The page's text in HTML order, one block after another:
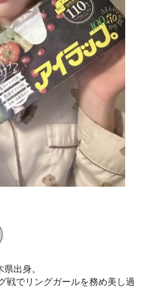
出身。
戦でリングガールを務め美し過